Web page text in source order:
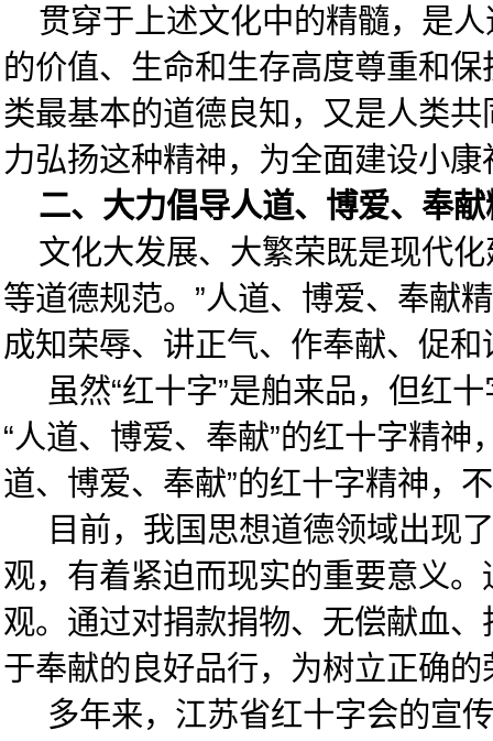
贯穿于上述文化中的精髓，是人
的价值、生命和生存高度尊重和
类最基本的道德良知，又是人类
力弘扬这种精神，为全面建设小
二、大力倡导人道、博爱、奉献
文化大发展、大繁荣既是现代化
等道德规范。”人道、博爱、奉献
成知荣辱、讲正气、作奉献、促
虽然“红十字”是舶来品，但红十
“人道、博爱、奉献”的红十字精
道、博爱、奉献”的红十字精神，
目前，我国思想道德领域出现了
观，有着紧迫而现实的重要意义
观。通过对捐款捐物、无偿献血
于奉献的良好品行，为树立正确
多年来，江苏省红十字会的宣传